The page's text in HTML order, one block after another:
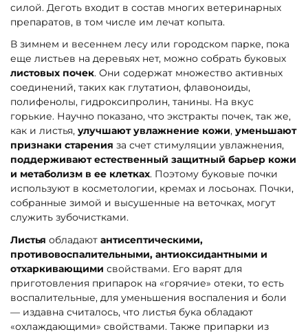
силой. Деготь входит в состав многих ветеринарных
препаратов, в том числе им лечат копыта.
В зимнем и весеннем лесу или городском парке, пока
еще листьев на деревьях нет, можно собрать буковых
листовых почек. Они содержат множество активных
соединений, таких как глутатион, флавоноиды,
полифенолы, гидроксипролин, танины. На вкус
горькие. Научно показано, что экстракты почек, так же,
как и листья, улучшают увлажнение кожи, уменьшают
признаки старения за счет стимуляции увлажнения,
поддерживают естественный защитный барьер кожи
и метаболизм в ее клетках. Поэтому буковые почки
используют в косметологии, кремах и лосьонах. Почки,
собранные зимой и высушенные на веточках, могут
служить зубочистками.
Листья обладают антисептическими,
противовоспалительными, антиоксидантными и
отхаркивающими свойствами. Его варят для
приготовления припарок на «горячие» отеки, то есть
воспалительные, для уменьшения воспаления и боли
— издавна считалось, что листья бука обладают
«охлаждающими» свойствами. Также припарки из